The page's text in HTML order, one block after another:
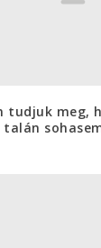
tudjuk meg,
talán